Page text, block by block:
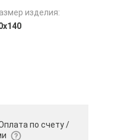
изделия:
по счету /